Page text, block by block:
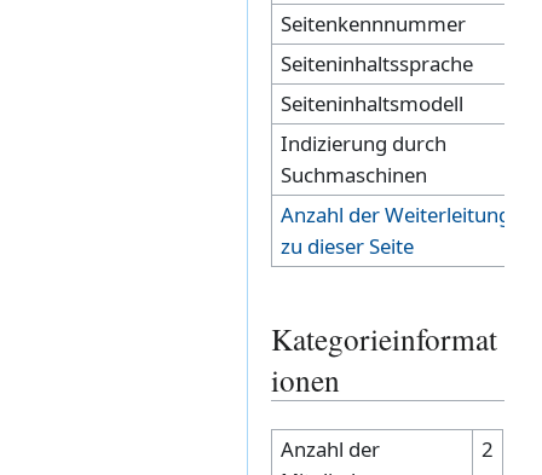
Seitenkennnummer
Seiteninhaltssprache
Seiteninhaltsmodell
Indizierung durch
Suchmaschinen
Anzahl der Weiterleitungen
zu dieser Seite
Kategorieinformat
ionen
Anzahl der
2